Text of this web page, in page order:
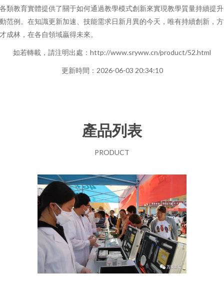
類教育實體提供了關于如何通過教學模式創新來實現教學質量持續提
范例。在知識更新加速、技能需求日新月異的今天，唯有持續創新，
成林，在各自領域贏得未來。
如若轉載，請注明出處：http://www.sryww.cn/product/52.html
更新時間：2026-06-03 20:34:10
產品列表
PRODUCT